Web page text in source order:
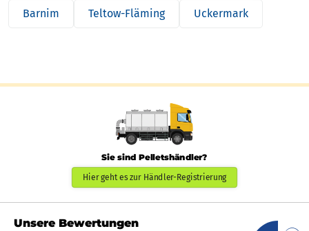
Barnim Teltow-Fläming Uckermark
Sie sind Pelletshändler?
Hier geht es zur Händler-Registrierung
Unsere Bewertungen